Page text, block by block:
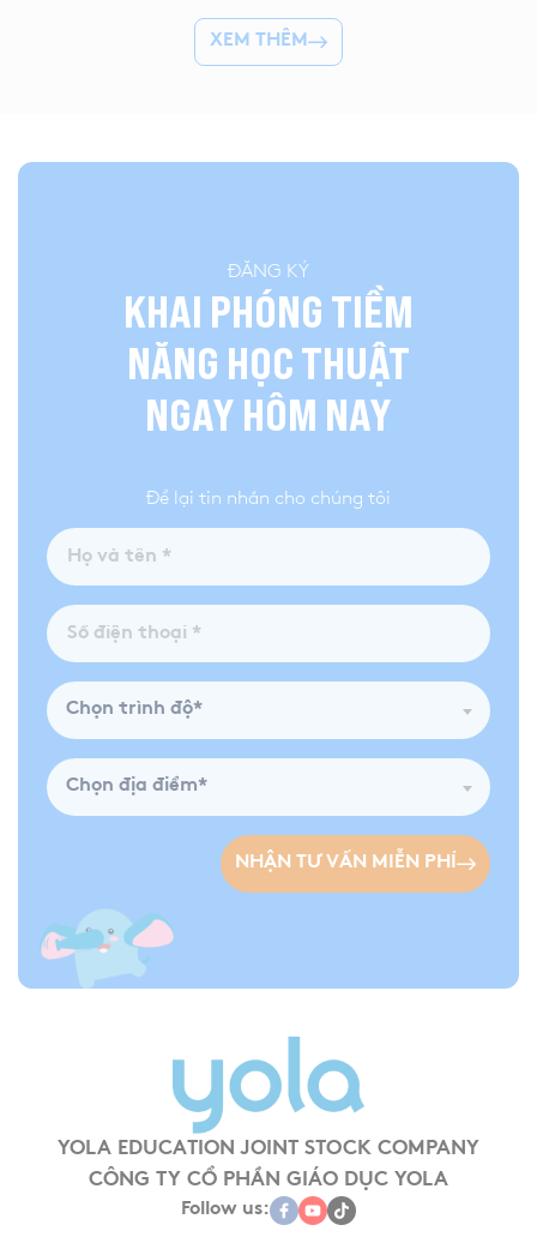
Để giúp thí sinh nhanh chóng đối chiếu kết
quả và đánh giá bài làm của mình, YOLA cập
nhật đề thi chính thức, đáp án tham […]
XEM THÊM
ĐĂNG KÝ
KHAI PHÓNG TIỀM
NĂNG HỌC THUẬT
NGAY HÔM NAY
Để lại tin nhắn cho chúng tôi
Chọn trình độ*
Chọn địa điểm*
NHẬN TƯ VẤN MIỄN PHÍ
YOLA EDUCATION JOINT STOCK COMPANY
CÔNG TY CỔ PHẦN GIÁO DỤC YOLA
Follow us: